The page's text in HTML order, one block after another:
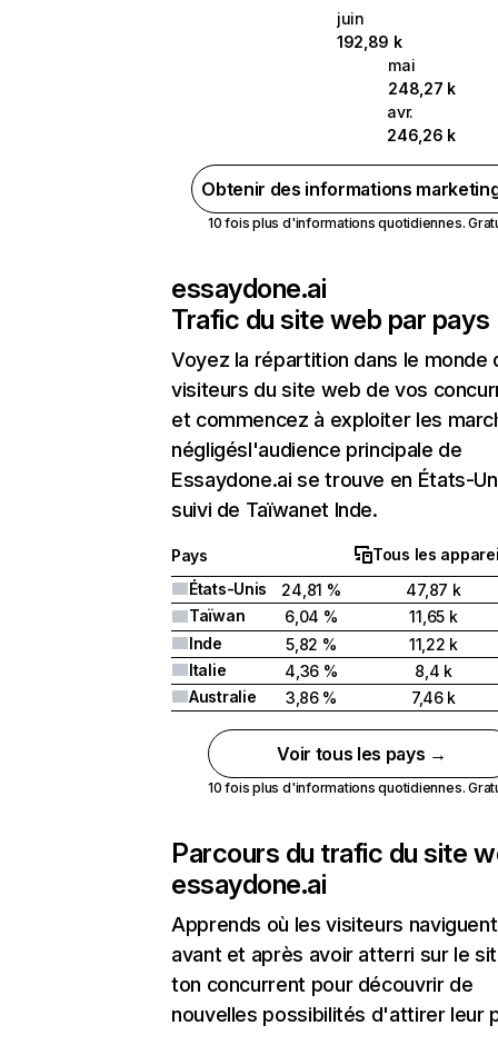
juin
192,89 k
mai
248,27 k
avr.
246,26 k
Obtenir des informations
10 fois plus d'informations quotidiennes.
essaydone.ai
Trafic du site web par pays
Voyez la répartition dans le monde
visiteurs du site web de vos
et commencez à exploiter les
négligésl'audience principale de
Essaydone.ai se trouve en États-
suivi de Taïwanet Inde.
Pays
Tous les
États-Unis
24,81 %
47,87 k
Taïwan
6,04 %
11,65 k
Inde
5,82 %
11,22 k
Italie
4,36 %
8,4 k
Australie
3,86 % 7,46 k
Voir tous les pays →
10 fois plus d'informations quotidiennes.
Parcours du trafic du site
essaydone.ai
Apprends où les visiteurs naviguent
avant et après avoir atterri sur le
ton concurrent pour découvrir de
nouvelles possibilités d'attirer leur